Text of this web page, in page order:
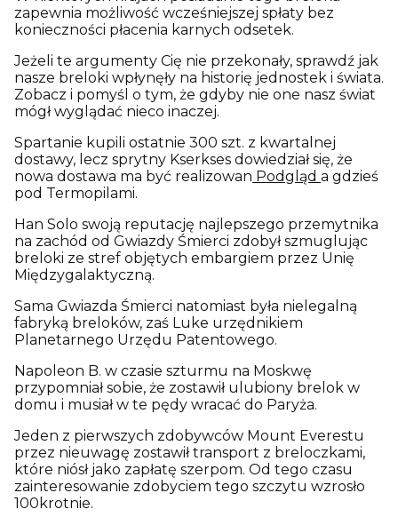
zapewnia możliwość wcześniejszej spłaty bez
konieczności płacenia karnych odsetek.
Jeże li te argumenty Cię nie przekonały, sprawdź jak
nasze breloki wpłynęły na historię jednostek i świata.
Zobacz i pomyśl o tym, że gdyby nie one nasz świat
mógł wyglądać nieco inaczej.
Spartanie kupili ostatnie 300 szt. z kwartalnej
dostawy, lecz sprytny Kserkses dowiedział się, że
nowa dostawa ma być realizowan Podgląd a gdzieś
pod Termopilami.
Han Solo swoją reputację najlepszego przemytnika
na zachód od Gwiazdy Śmierci zdobył szmuglując
breloki ze stref objętych embargiem przez Unię
Międzygalaktyczną.
Sama Gwiazda Śmierci natomiast była nielegalną
fabryką breloków, zaś Luke urzędnikiem
Planetarnego Urzędu Patentowego.
Napoleon B. w czasie szturmu na Moskwę
przypomniał sobie, że zostawił ulubiony brelok w
domu i musiał w te pędy wracać do Paryża.
Jeden z pierwszych zdobywców Mount Everestu
przez nieuwagę zostawił transport z breloczkami,
które niósł jako zapłatę szerpom. Od tego czasu
zainteresowanie zdobyciem tego szczytu wzrosło
100krotnie.